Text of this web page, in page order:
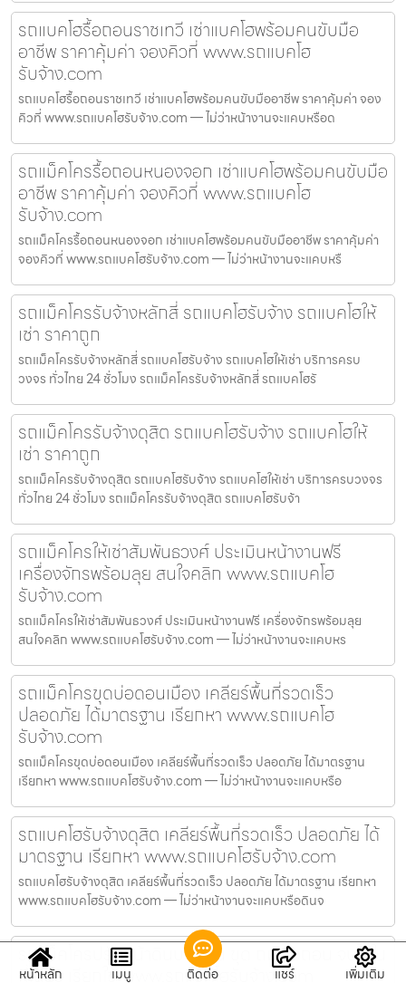
รถแบคโฮรื้อถอนราชเทวี เช่าแบคโฮพร้อมคนขับมือ
อาชีพ ราคาคุ้มค่า จองคิวที่ www.รถแบคโฮ
รับจ้าง.com
รถแบคโฮรื้อถอนราชเทวี เช่าแบคโฮพร้อมคนขับมืออาชีพ ราคาคุ้มค่า จอง
คิวที่ www.รถแบคโฮรับจ้าง.com — ไม่ว่าหน้างานจะแคบหรือด
รถแม็คโครรื้อถอนหนองจอก เช่าแบคโฮพร้อมคนขับมือ
อาชีพ ราคาคุ้มค่า จองคิวที่ www.รถแบคโฮ
รับจ้าง.com
รถแม็คโครรื้อถอนหนองจอก เช่าแบคโฮพร้อมคนขับมืออาชีพ ราคาคุ้มค่า
จองคิวที่ www.รถแบคโฮรับจ้าง.com — ไม่ว่าหน้างานจะแคบหรื
รถแม็คโครรับจ้างหลักสี่ รถแบคโฮรับจ้าง รถแบคโฮให้
เช่า ราคาถูก
รถแม็คโครรับจ้างหลักสี่ รถแบคโฮรับจ้าง รถแบคโฮให้เช่า บริการครบ
วงจร ทั่วไทย 24 ชั่วโมง รถแม็คโครรับจ้างหลักสี่ รถแบคโฮรั
รถแม็คโครรับจ้างดุสิต รถแบคโฮรับจ้าง รถแบคโฮให้
เช่า ราคาถูก
รถแม็คโครรับจ้างดุสิต รถแบคโฮรับจ้าง รถแบคโฮให้เช่า บริการครบวงจร
ทั่วไทย 24 ชั่วโมง รถแม็คโครรับจ้างดุสิต รถแบคโฮรับจ้า
รถแม็คโครให้เช่าสัมพันธวงศ์ ประเมินหน้างานฟรี
เครื่องจักรพร้อมลุย สนใจคลิก www.รถแบคโฮ
รับจ้าง.com
รถแม็คโครให้เช่าสัมพันธวงศ์ ประเมินหน้างานฟรี เครื่องจักรพร้อมลุย
สนใจคลิก www.รถแบคโฮรับจ้าง.com — ไม่ว่าหน้างานจะแคบหร
รถแม็คโครขุดบ่อดอนเมือง เคลียร์พื้นที่รวดเร็ว
ปลอดภัย ได้มาตรฐาน เรียกหา www.รถแบคโฮ
รับจ้าง.com
รถแม็คโครขุดบ่อดอนเมือง เคลียร์พื้นที่รวดเร็ว ปลอดภัย ได้มาตรฐาน
เรียกหา www.รถแบคโฮรับจ้าง.com — ไม่ว่าหน้างานจะแคบหรือ
รถแบคโฮรับจ้างดุสิต เคลียร์พื้นที่รวดเร็ว ปลอดภัย ได้
มาตรฐาน เรียกหา www.รถแบคโฮรับจ้าง.com
รถแบคโฮรับจ้างดุสิต เคลียร์พื้นที่รวดเร็ว ปลอดภัย ได้มาตรฐาน เรียกหา
www.รถแบคโฮรับจ้าง.com — ไม่ว่าหน้างานจะแคบหรือดินจ
รถแม็คโครปรับหน้าดินบางเขน ขุด ถม รื้อถอน จบไวใน
ที่เดียว เรียกใช้ www.รถแบคโฮรับจ้าง.com
หน้าหลัก เมนู ติดต่อ แชร์ เพิ่มเติม